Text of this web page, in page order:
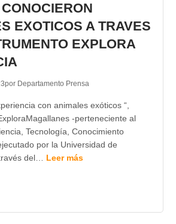
EXOTICOS A TRAVES
EXPLORA
por Departamento Prensa
con animales exóticos “,
-perteneciente al
Tecnología, Conocimiento
por la Universidad de
del… Leer más